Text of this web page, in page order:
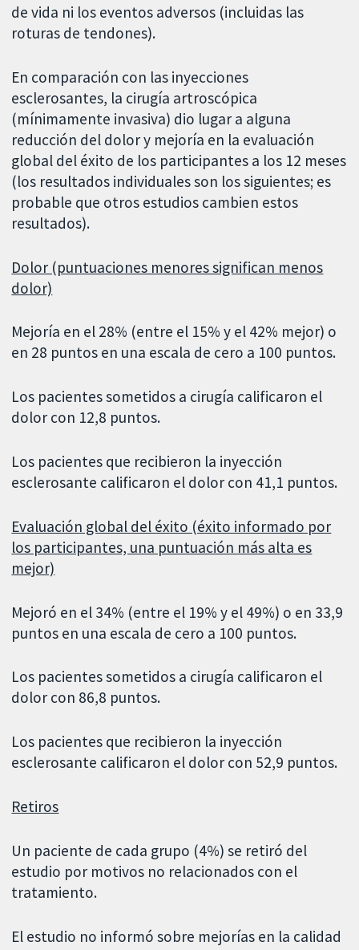
de vida ni los eventos adversos (incluidas las
roturas de tendones).
En comparación con las inyecciones
esclerosantes, la cirugía artroscópica
(mínimamente invasiva) dio lugar a alguna
reducción del dolor y mejoría en la evaluación
global del éxito de los participantes a los 12 meses
(los resultados individuales son los siguientes; es
probable que otros estudios cambien estos
resultados).
Dolor (puntuaciones menores significan menos
dolor)
Mejoría en el 28% (entre el 15% y el 42% mejor) o
en 28 puntos en una escala de cero a 100 puntos.
Los pacientes sometidos a cirugía calificaron el
dolor con 12,8 puntos.
Los pacientes que recibieron la inyección
esclerosante calificaron el dolor con 41,1 puntos.
Evaluación global del éxito (éxito informado por
los participantes, una puntuación más alta es
mejor)
Mejoró en el 34% (entre el 19% y el 49%) o en 33,9
puntos en una escala de cero a 100 puntos.
Los pacientes sometidos a cirugía calificaron el
dolor con 86,8 puntos.
Los pacientes que recibieron la inyección
esclerosante calificaron el dolor con 52,9 puntos.
Retiros
Un paciente de cada grupo (4%) se retiró del
estudio por motivos no relacionados con el
tratamiento.
El estudio no informó sobre mejorías en la calidad